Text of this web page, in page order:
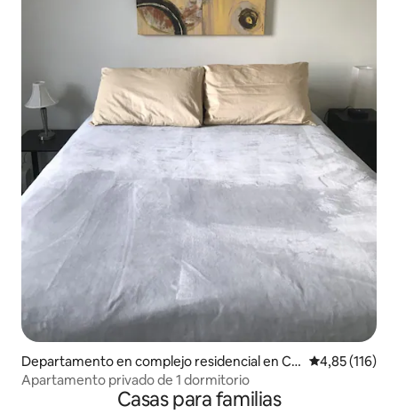
Departamento en complejo residencial en Chi
cago
Calificación
4,85 (116)
Apartamento privado de 1 dormitorio
Casas para familias